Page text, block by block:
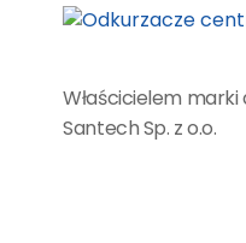
Właścicielem
Santech Sp. z o.o.